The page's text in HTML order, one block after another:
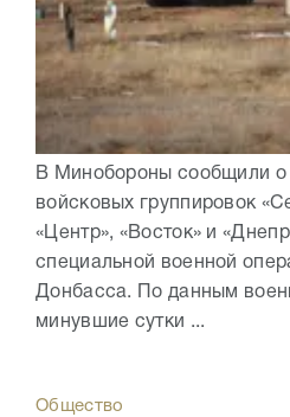
В Минобороны сообщили о
войсковых группировок
«Центр», «Восток» и
специальной военной
Донбасса. По данным
минувшие сутки ...
Общество